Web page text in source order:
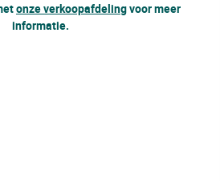
onze verkoopafdelingvoor meer
informatie.